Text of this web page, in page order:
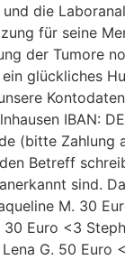
die
für seine
der Tumore
glückliches
IBAN:
(bitte Zahlung
Betreff
sind.
M. 30
Euro <3
G. 50 Euro